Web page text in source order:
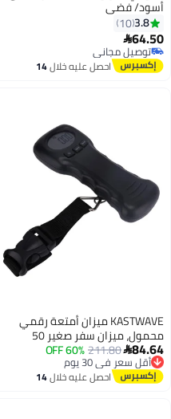
أسود/ فضي
3.8
10
64.50
توصيل مجاني
توصيل مجانياحصل عليه خلال14
KASTWAVE ميزان أمتعة رقمي
محمول، ميزان سفر صغير 50
كجم/110 رطل لحقائب الأمتعة مع
شاشة LCD، قفل تلقائي للقراءة بعد
الوزن، للسفر والمنزل والوزن في
84.64
211.80
60% OFF أقل سعر في 30 يوم
توصيل مجاني
أقل سعر في 30 يوماحصل عليه خلال14
اغسطس